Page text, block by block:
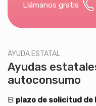
Llámanos gratis
AYUDA ESTATAL
Ayudas
autoconsumo
El plazo de solicitud de